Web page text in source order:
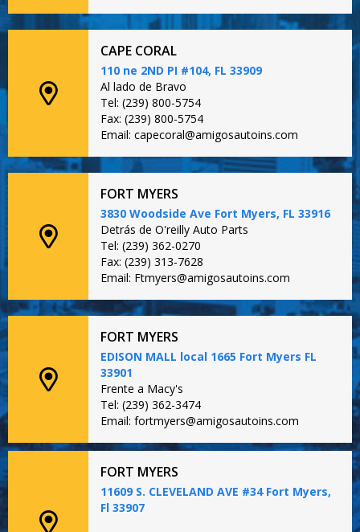
CAPE CORAL
110 ne 2ND PI #104, FL 33909
Al lado de Bravo
Tel: (239) 800-5754
Fax: (239) 800-5754
Email: capecoral@amigosautoins.com
FORT MYERS
3830 Woodside Ave Fort Myers, FL 33916
Detrás de O'reilly Auto Parts
Tel: (239) 362-0270
Fax: (239) 313-7628
Email: Ftmyers@amigosautoins.com
FORT MYERS
EDISON MALL local 1665 Fort Myers FL
33901
Frente a Macy's
Tel: (239) 362-3474
Email: fortmyers@amigosautoins.com
FORT MYERS
11609 S. CLEVELAND AVE #34 Fort Myers,
Fl 33907